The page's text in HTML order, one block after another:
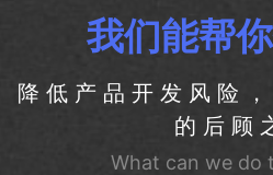
我们能帮
降低产品开发风险
的后顾
What can we do